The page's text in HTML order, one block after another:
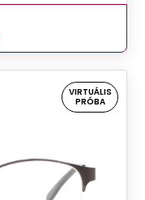
VIRTUÁLIS
PRÓBA